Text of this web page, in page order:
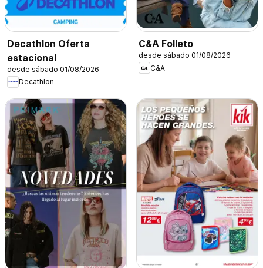
Decathlon Oferta
estacional
desde sábado 01/08/2026
Decathlon
C&A Folleto
desde sábado 01/08/2026
C&A